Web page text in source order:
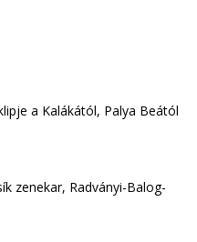
a Kalákától, Palya Beától
zenekar, Radványi-Balog-